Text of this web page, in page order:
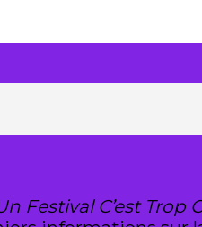
Festival C’est Trop